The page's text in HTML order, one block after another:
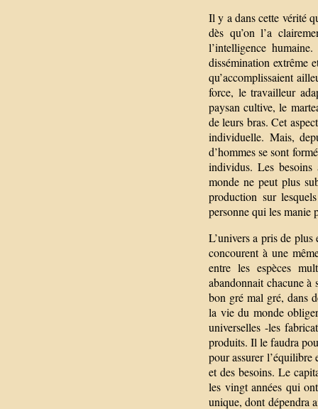
Il y a dans cette vérité
dès qu’on l’a
l’intelligence
dissémination extrême
qu’accomplissaient
force, le travailleur
paysan cultive, le
de leurs bras. Cet
individuelle. Mais,
d’hommes se sont
individus. Les
monde ne peut plus
production sur
personne qui les manie
L’univers a pris de
concourent à une
entre les espèces
abandonnait chacune à
bon gré mal gré, dans
la vie du monde
universelles -les
produits. Il le faudra
pour assurer
et des besoins. Le
les vingt années qui
unique, dont dépendra